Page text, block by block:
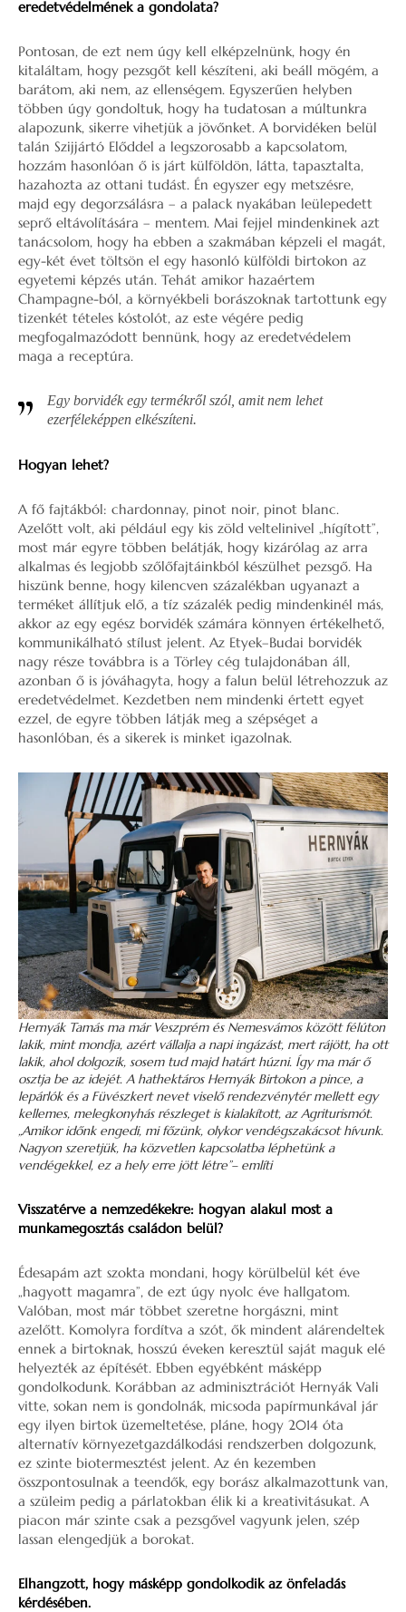
eredetvédelmének a gondolata?
Pontosan, de ezt nem úgy kell elképzelnünk, hogy én
kitaláltam, hogy pezsgőt kell készíteni, aki beáll mögém, a
barátom, aki nem, az ellenségem. Egyszerűen helyben
többen úgy gondoltuk, hogy ha tudatosan a múltunkra
alapozunk, sikerre vihetjük a jövőnket. A borvidéken belül
talán Szijjártó Előddel a legszorosabb a kapcsolatom,
hozzám hasonlóan ő is járt külföldön, látta, tapasztalta,
hazahozta az ottani tudást. Én egyszer egy metszésre,
majd egy degorzsálásra – a palack nyakában leülepedett
seprő eltávolítására – mentem. Mai fejjel mindenkinek azt
tanácsolom, hogy ha ebben a szakmában képzeli el magát,
egy-két évet töltsön el egy hasonló külföldi birtokon az
egyetemi képzés után. Tehát amikor hazaértem
Champagne-ból, a környékbeli borászoknak tartottunk egy
tizenkét tételes kóstolót, az este végére pedig
megfogalmazódott bennünk, hogy az eredetvédelem
maga a receptúra.
Egy borvidék egy termékről szól, amit nem lehet
ezerféleképpen elkészíteni.
Hogyan lehet?
A fő fajtákból: chardonnay, pinot noir, pinot blanc.
Azelőtt volt, aki például egy kis zöld veltelinivel „hígított”,
most már egyre többen belátják, hogy kizárólag az arra
alkalmas és legjobb szőlőfajtáinkból készülhet pezsgő. Ha
hiszünk benne, hogy kilencven százalékban ugyanazt a
terméket állítjuk elő, a tíz százalék pedig mindenkinél más,
akkor az egy egész borvidék számára könnyen értékelhető,
kommunikálható stílust jelent. Az Etyek–Budai borvidék
nagy része továbbra is a Törley cég tulajdonában áll,
azonban ő is jóváhagyta, hogy a falun belül létrehozzuk az
eredetvédelmet. Kezdetben nem mindenki értett egyet
ezzel, de egyre többen látják meg a szépséget a
hasonlóban, és a sikerek is minket igazolnak.
Hernyák Tamás ma már Veszprém és Nemesvámos között félúton
lakik, mint mondja, azért vállalja a napi ingázást, mert rájött, ha ott
lakik, ahol dolgozik, sosem tud majd határt húzni. Így ma már ő
osztja be az idejét. A hathektáros Hernyák Birtokon a pince, a
lepárlók és a Füvészkert nevet viselő rendezvénytér mellett egy
kellemes, melegkonyhás részleget is kialakított, az Agriturismót.
„Amikor időnk engedi, mi főzünk, olykor vendégszakácsot hívunk.
Nagyon szeretjük, ha közvetlen kapcsolatba léphetünk a
vendégekkel, ez a hely erre jött létre”– említi
Visszatérve a nemzedékekre: hogyan alakul most a
munkamegosztás családon belül?
Édesapám azt szokta mondani, hogy körülbelül két éve
„hagyott magamra”, de ezt úgy nyolc éve hallgatom.
Valóban, most már többet szeretne horgászni, mint
azelőtt. Komolyra fordítva a szót, ők mindent alárendeltek
ennek a birtoknak, hosszú éveken keresztül saját maguk elé
helyezték az építését. Ebben egyébként másképp
gondolkodunk. Korábban az adminisztrációt Hernyák Vali
vitte, sokan nem is gondolnák, micsoda papírmunkával jár
egy ilyen birtok üzemeltetése, pláne, hogy 2014 óta
alternatív környezetgazdálkodási rendszerben dolgozunk,
ez szinte biotermesztést jelent. Az én kezemben
összpontosulnak a teendők, egy borász alkalmazottunk van,
a szüleim pedig a párlatokban élik ki a kreativitásukat. A
piacon már szinte csak a pezsgővel vagyunk jelen, szép
lassan elengedjük a borokat.
Elhangzott, hogy másképp gondolkodik az önfeladás
kérdésében.